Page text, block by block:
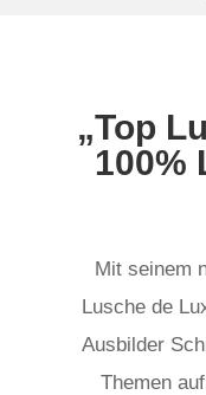
„Top
100%
Mit seinem
Lusche de
Ausbilder
Themen